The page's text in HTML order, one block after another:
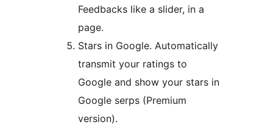
Feedbacks like a slider, in a
page.
Stars in Google. Automatically
transmit your ratings to
Google and show your stars in
Google serps (Premium
version).